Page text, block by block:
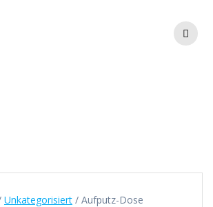
Unkategorisiert / Aufputz-Dose